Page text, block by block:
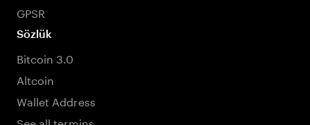
GPSR
Sözlük
Bitcoin 3.0
Altcoin
Wallet Address